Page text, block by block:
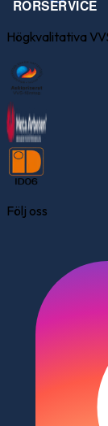
Högkvalitativa
Följ oss